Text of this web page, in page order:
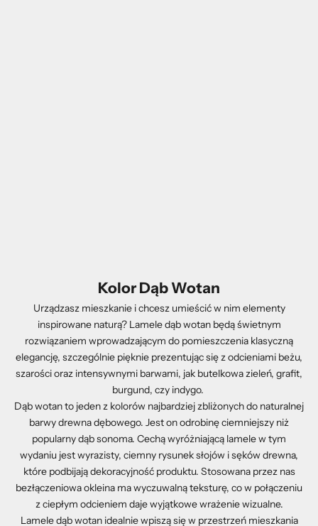
Kolor Dąb Wotan
Urządzasz mieszkanie i chcesz umieścić w nim elementy
inspirowane naturą? Lamele dąb wotan będą świetnym
rozwiązaniem wprowadzającym do pomieszczenia klasyczną
elegancję, szczególnie pięknie prezentując się z odcieniami beżu,
szarości oraz intensywnymi barwami, jak butelkowa zieleń, grafit,
burgund, czy indygo.
Dąb wotan to jeden z kolorów najbardziej zbliżonych do naturalnej
barwy drewna dębowego. Jest on odrobinę ciemniejszy niż
popularny dąb sonoma. Cechą wyróżniającą lamele w tym
wydaniu jest wyrazisty, ciemny rysunek słojów i sęków drewna,
które podbijają dekoracyjność produktu. Stosowana przez nas
bezłączeniowa okleina ma wyczuwalną teksturę, co w połączeniu
z ciepłym odcieniem daje wyjątkowe wrażenie wizualne.
Lamele dąb wotan idealnie wpiszą się w przestrzeń mieszkania